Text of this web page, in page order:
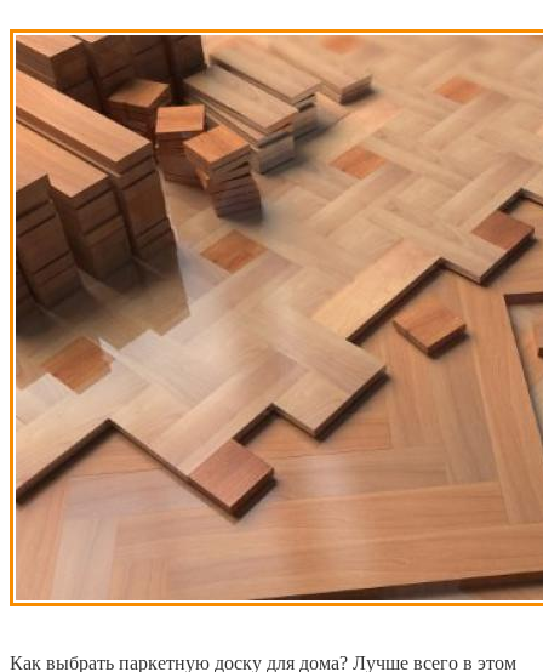
Как выбрать паркетную доску для дома? Лучше всего в этом